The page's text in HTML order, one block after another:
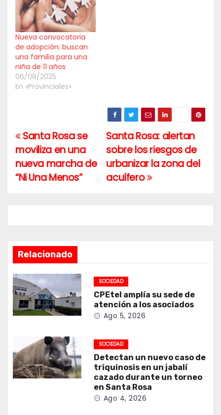
Nueva convocatoria
de adopción: buscan
una familia para una
niña de 11 años
06/08/2025
En «Provinciales»
Navegación
de
entradas
Santa Rosa: alertan
sobre los riesgos de
urbanizar la zona del
acuífero
Santa Rosa se
moviliza en una
nueva marcha de
“Ni Una Menos”
Relacionado
SOCIEDAD
CPEtel amplía su sede de
atención a los asociados
Ago 5, 2026
SOCIEDAD
Detectan un nuevo caso de
triquinosis en un jabalí
cazado durante un torneo
en Santa Rosa
Ago 4, 2026